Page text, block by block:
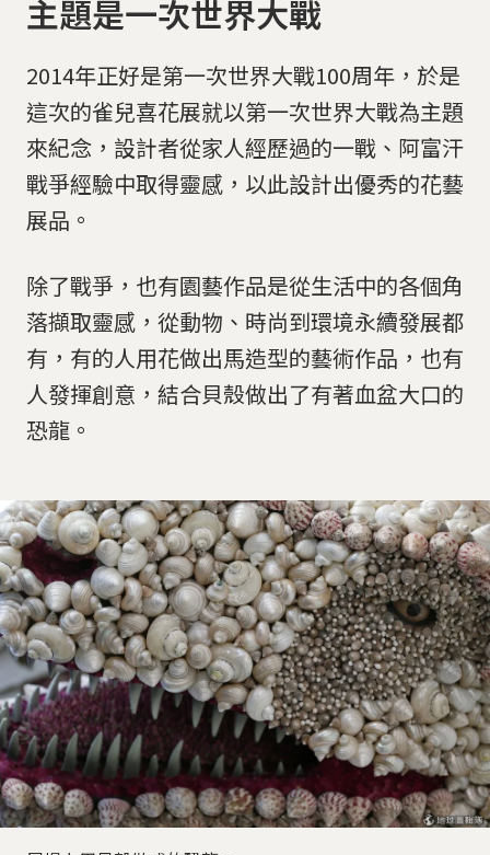
主題是一次世界大戰
2014年正好是第一次世界大戰100周年，於是
這次的雀兒喜花展就以第一次世界大戰為主題
來紀念，設計者從家人經歷過的一戰、阿富汗
戰爭經驗中取得靈感，以此設計出優秀的花藝
展品。
除了戰爭，也有園藝作品是從生活中的各個角
落擷取靈感，從動物、時尚到環境永續發展都
有，有的人用花做出馬造型的藝術作品，也有
人發揮創意，結合貝殼做出了有著血盆大口的
恐龍。